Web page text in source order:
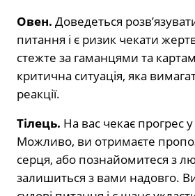
Овен. Доведеться
питання і є ризик чекати
стежте за гаманцями та
критична ситуація, яка
реакції.
Тілець. На вас чекає прогрес
Можливо, ви отримаєте
серця, або познайомитеся з
залишиться з вами надовго.